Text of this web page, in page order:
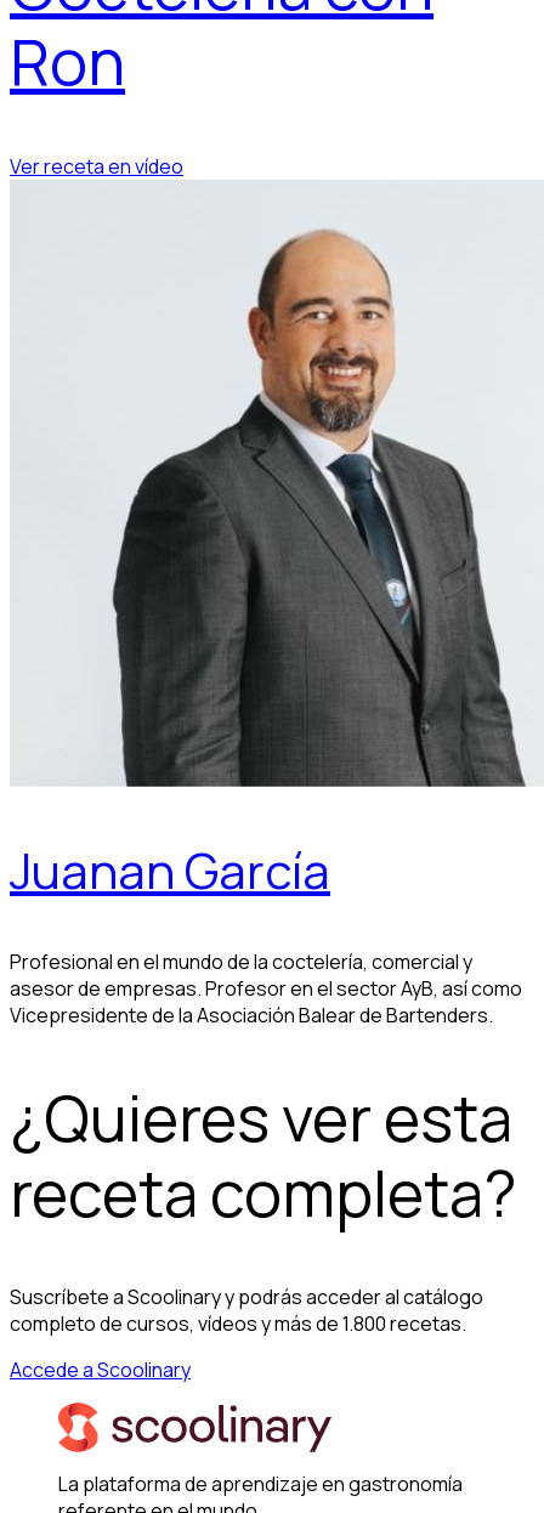
Ron
Ver receta en vídeo
Juanan García
Profesional en el mundo de la coctelería, comercial y
asesor de empresas. Profesor en el sector AyB, así como
Vicepresidente de la Asociación Balear de Bartenders.
¿Quieres ver esta
receta completa?
Suscríbete a Scoolinary y podrás acceder al catálogo
completo de cursos, vídeos y más de 1.800 recetas.
Accede a Scoolinary
La plataforma de aprendizaje en gastronomía